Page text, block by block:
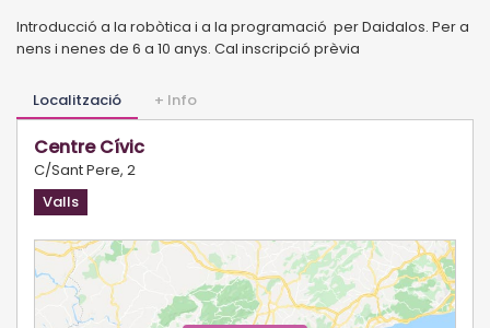
Introducció a la robòtica i a la programació per Daidalos. Per a
nens i nenes de 6 a 10 anys. Cal inscripció prèvia
Localització + Info
Centre Cívic
C/Sant Pere, 2
Valls